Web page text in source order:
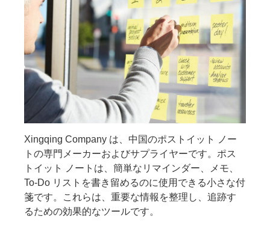
Xingqing Company は、中国のポストイット ノー
トの専門メーカーおよびサプライヤーです。ポス
トイット ノートは、簡単なリマインダー、メモ、
To-Do リストを書き留めるのに使用できる小さな付
箋です。これらは、重要な情報を整理し、追跡す
るための効果的なツールです。